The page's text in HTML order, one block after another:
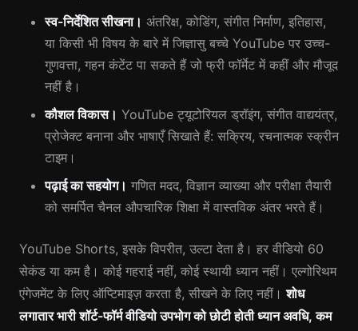
स्व-निर्देशित सीखना। अंतरिक्ष, कोडिंग, संगीत निर्माण, इतिहास,
या किसी भी विषय के बारे में जिज्ञासु बच्चे YouTube पर उच्च-
गुणवत्ता, गहन कंटेंट पा सकते हैं जो फ्री फॉर्मेट में कहीं और मौजूद
नहीं है।
कौशल विकास। YouTube ट्यूटोरियल ड्रॉइंग, संगीत वाद्ययंत्र,
प्रोजेक्ट बनाना और भाषाएँ सिखाते हैं: सक्रिय, रचनात्मक स्क्रीन
टाइम।
पढ़ाई का सहयोग। गणित मदद, विज्ञान व्याख्या और परीक्षा तैयारी
को समर्पित चैनल औपचारिक शिक्षा में वास्तविक अंतर भरते हैं।
YouTube Shorts, इसके विपरीत, उल्टा देता है। हर वीडियो 60
सेकंड या कम है। कोई गहराई नहीं, कोई स्थायी ध्यान नहीं। एल्गोरिथम
एंगेजमेंट के लिए ऑप्टिमाइज़ करता है, सीखने के लिए नहीं।शोध
लगातार भारी शॉर्ट-फॉर्म वीडियो उपभोग को छोटी होती ध्यान अवधि, कम